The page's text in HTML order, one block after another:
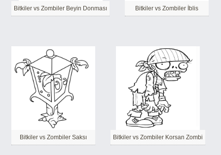
Bitkiler vs Zombiler Beyin Donması Bitkiler vs Zombiler İblis
Bitkiler vs Zombiler Saksı Bitkiler vs Zombiler Korsan Zombi